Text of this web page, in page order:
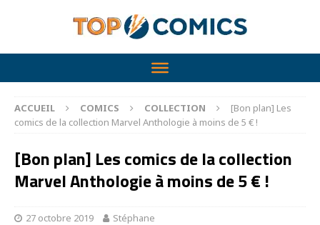
ACCUEIL COMICS COLLECTION
[Bon plan] Les
comics de la collection Marvel Anthologie à moins de 5 € !
[Bon plan] Les comics de la collection
Marvel Anthologie à moins de 5 € !
27 octobre 2019 Stéphane